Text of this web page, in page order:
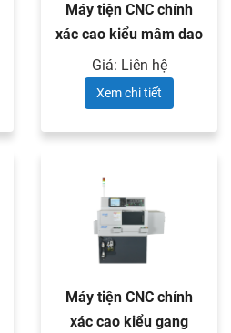
Máy tiện CNC chính
xác cao kiểu mâm dao
quay ...
Giá: Liên hệ
Xem chi tiết
Máy tiện CNC chính
xác cao kiểu gang